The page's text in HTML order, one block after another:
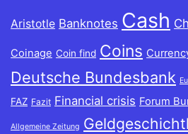
Aristotle Banknotes Cash
Coinage Coin find Coins
Deutsche Bundesbank
FAZ Fazit Financial crisis Forum
Allgemeine Zeitung